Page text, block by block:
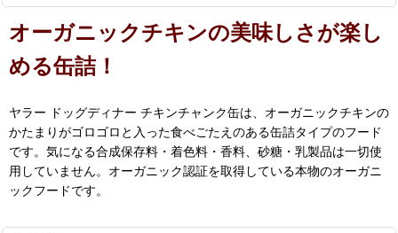
オーガニックチキンの美味しさが楽し
める缶詰！
ヤラー ドッグディナー チキンチャンク缶は、オーガニックチキンの
かたまりがゴロゴロと入った食べごたえのある缶詰タイプのフード
です。気になる合成保存料・着色料・香料、砂糖・乳製品は一切使
用していません。オーガニック認証を取得している本物のオーガニ
ックフードです。